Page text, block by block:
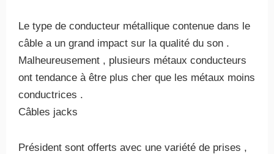
Le type de conducteur métallique contenue dans le
câble a un grand impact sur la qualité du son .
Malheureusement , plusieurs métaux conducteurs
ont tendance à être plus cher que les métaux moins
conductrices .
Câbles jacks
Président sont offerts avec une variété de prises ,